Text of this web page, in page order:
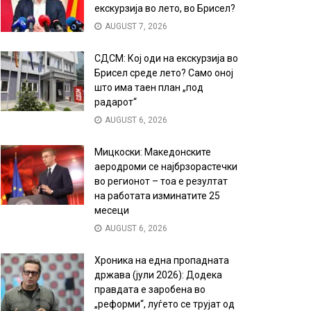
екскурзија во лето, во Брисел?
AUGUST 7, 2026
СДСМ: Кој оди на екскурзија во
Брисел среде лето? Само оној
што има таен план „под
радарот“
AUGUST 6, 2026
Мицкоски: Македонските
аеродроми се најбрзорастечки
во регионот – тоа е резултат
на работата изминатите 25
месеци
AUGUST 6, 2026
Хроника на една пропадната
држава (јули 2026): Додека
правдата е заробена во
„реформи“, луѓето се трујат од